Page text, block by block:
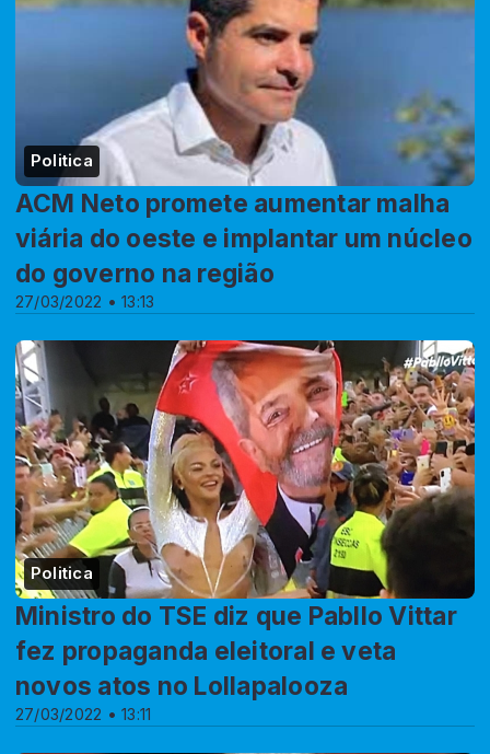
Politica
27/03/2022 • 13:13
ACM Neto promete aumentar malha
viária do oeste e implantar um núcleo
do governo na região
Politica
27/03/2022 • 13:11
Ministro do TSE diz que Pabllo Vittar
fez propaganda eleitoral e veta
novos atos no Lollapalooza